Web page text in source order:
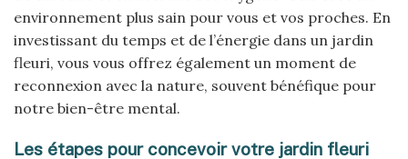
environnement plus sain pour vous et vos proches. En
investissant du temps et de l’énergie dans un jardin
fleuri, vous vous offrez également un moment de
reconnexion avec la nature, souvent bénéfique pour
notre bien-être mental.
Les étapes pour concevoir votre jardin fleuri